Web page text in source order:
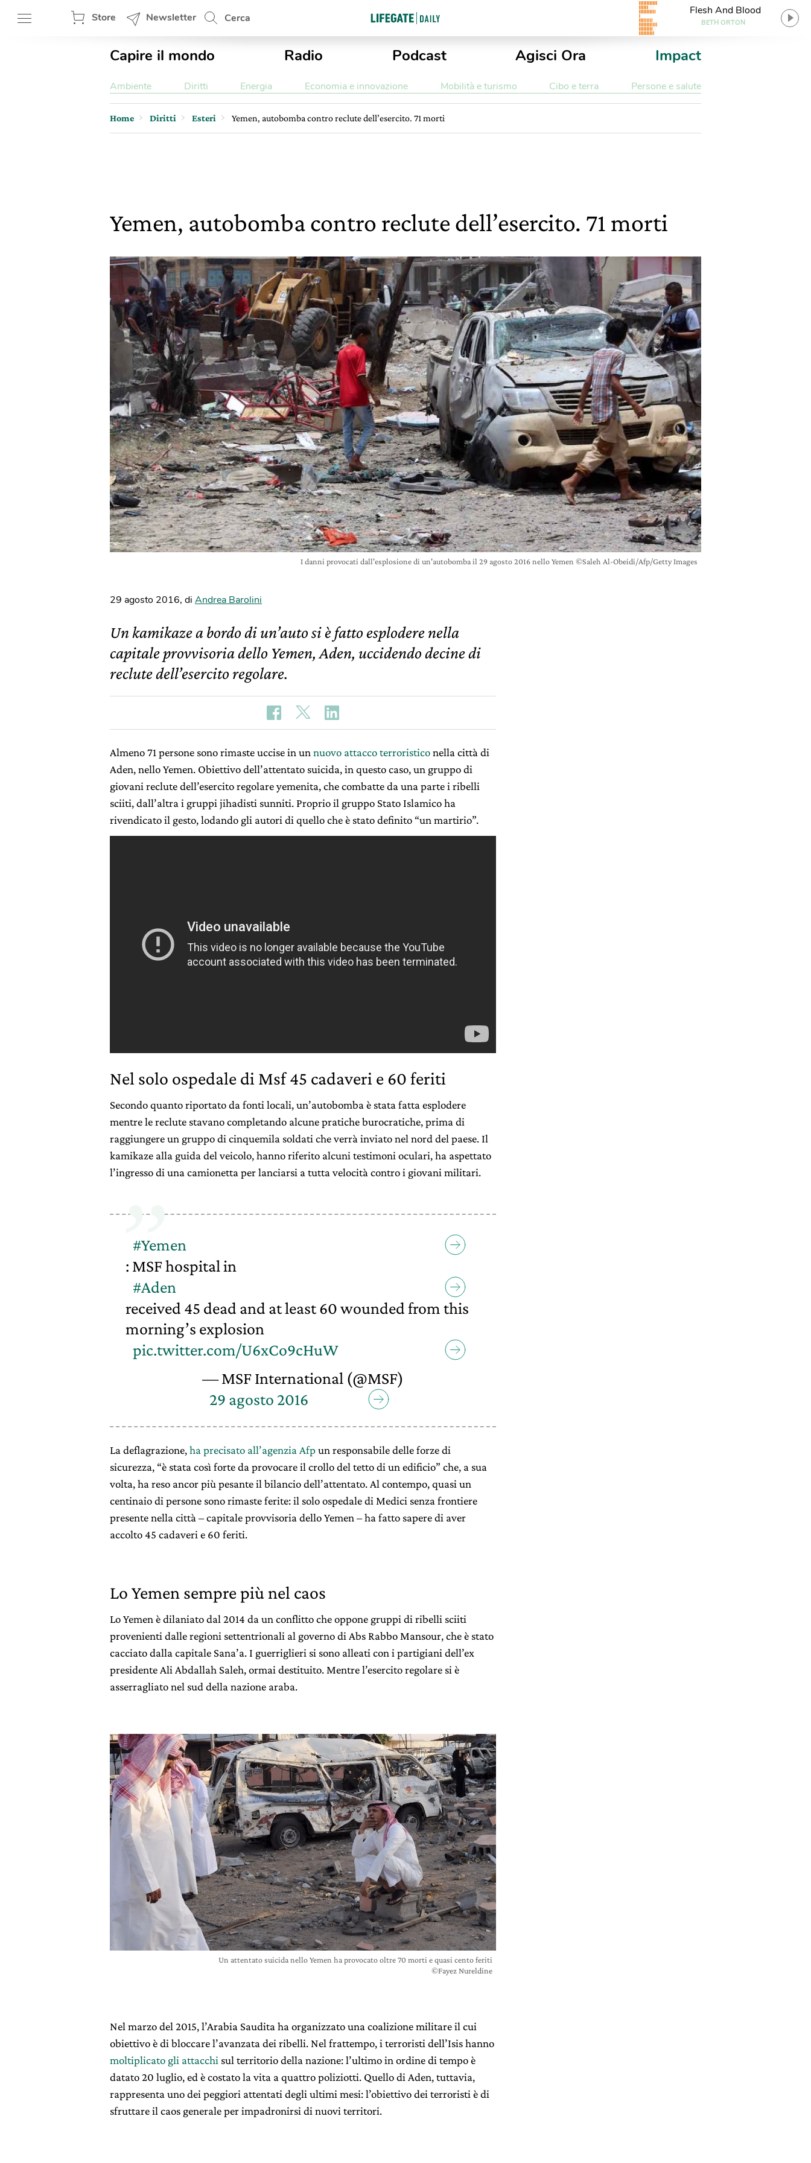
Store Newsletter Cerca
Flesh And Blood
BETH ORTON
Capire il mondo Radio Podcast Agisci Ora Impact
Ambiente Diritti Energia Economia e innovazione Mobilità e turismo Cibo e terra Persone e salute
Home Diritti Esteri Yemen, autobomba contro reclute dell’esercito. 71 morti
Yemen, autobomba contro reclute dell’esercito. 71 morti
I danni provocati dall'esplosione di un'autobomba il 29 agosto 2016 nello Yemen ©Saleh Al-Obeidi/Afp/Getty Images
29 agosto 2016, di Andrea Barolini
Un kamikaze a bordo di un’auto si è fatto esplodere nella
capitale provvisoria dello Yemen, Aden, uccidendo decine di
reclute dell’esercito regolare.
Almeno 71 persone sono rimaste uccise in un nuovo attacco terroristiconella città di
Aden, nello Yemen. Obiettivo dell’attentato suicida, in questo caso, un gruppo di
giovani reclute dell’esercito regolare yemenita, che combatte da una parte i ribelli
sciiti, dall’altra i gruppi jihadisti sunniti. Proprio il gruppo Stato Islamico ha
rivendicato il gesto, lodando gli autori di quello che è stato definito “un martirio”.
Nel solo ospedale di Msf 45 cadaveri e 60 feriti
Secondo quanto riportato da fonti locali, un’autobomba è stata fatta esplodere
mentre le reclute stavano completando alcune pratiche burocratiche, prima di
raggiungere un gruppo di cinquemila soldati che verrà inviato nel nord del paese. Il
kamikaze alla guida del veicolo, hanno riferito alcuni testimoni oculari, ha aspettato
l’ingresso di una camionetta per lanciarsi a tutta velocità contro i giovani militari.
#Yemen
: MSF hospital in
#Aden
received 45 dead and at least 60 wounded from this
morning’s explosion
pic.twitter.com/U6xCo9cHuW
— MSF International (@MSF)
29 agosto 2016
La deflagrazione,ha precisato all’agenzia Afpun responsabile delle forze di
sicurezza, “è stata così forte da provocare il crollo del tetto di un edificio” che, a sua
volta, ha reso ancor più pesante il bilancio dell’attentato. Al contempo, quasi un
centinaio di persone sono rimaste ferite: il solo ospedale di Medici senza frontiere
presente nella città – capitale provvisoria dello Yemen – ha fatto sapere di aver
accolto 45 cadaveri e 60 feriti.
Lo Yemen sempre più nel caos
Lo Yemen è dilaniato dal 2014 da un conflitto che oppone gruppi di ribelli sciiti
provenienti dalle regioni settentrionali al governo di Abs Rabbo Mansour, che è stato
cacciato dalla capitale Sana’a. I guerriglieri si sono alleati con i partigiani dell’ex
presidente Ali Abdallah Saleh, ormai destituito. Mentre l’esercito regolare si è
asserragliato nel sud della nazione araba.
Un attentato suicida nello Yemen ha provocato oltre 70 morti e quasi cento feriti
©Fayez Nureldine
Nel marzo del 2015, l’Arabia Saudita ha organizzato una coalizione militare il cui
obiettivo è di bloccare l’avanzata dei ribelli. Nel frattempo, i terroristi dell’Isis hanno
moltiplicato gli attacchi sul territorio della nazione: l’ultimo in ordine di tempo è
datato 20 luglio, ed è costato la vita a quattro poliziotti. Quello di Aden, tuttavia,
rappresenta uno dei peggiori attentati degli ultimi mesi: l’obiettivo dei terroristi è di
sfruttare il caos generale per impadronirsi di nuovi territori.